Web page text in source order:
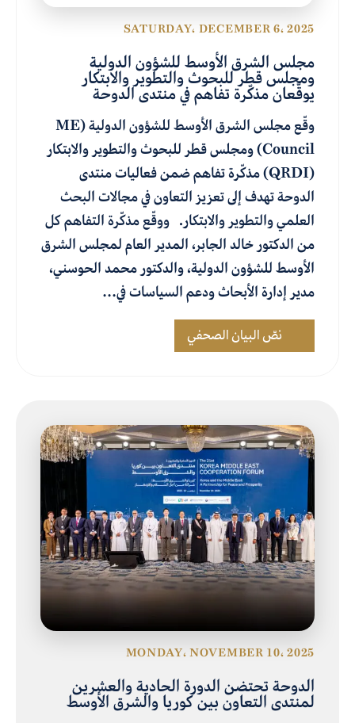
SATURDAY، DECEMBER 6، 2025
مجلس الشرق الأوسط للشؤون الدولية
ومجلس قطر للبحوث والتطوير والابتكار
يوقّعان مذكّرة تفاهم في منتدى الدوحة
وقّع مجلس الشرق الأوسط للشؤون الدولية (ME
Council) ومجلس قطر للبحوث والتطوير والابتكار
(QRDI) مذكّرة تفاهم ضمن فعاليات منتدى
الدوحة تهدف إلى تعزيز التعاون في مجالات البحث
العلمي والتطوير والابتكار. ووقّع مذكّرة التفاهم كل
من الدكتور خالد الجابر، المدير العام لمجلس الشرق
الأوسط للشؤون الدولية، والدكتور محمد الحوسني،
مدير إدارة الأبحاث ودعم السياسات في…
نصّ البيان الصحفي
MONDAY، NOVEMBER 10، 2025
الدوحة تحتضن الدورة الحادية والعشرين
لمنتدى التعاون بين كوريا والشرق الأوسط